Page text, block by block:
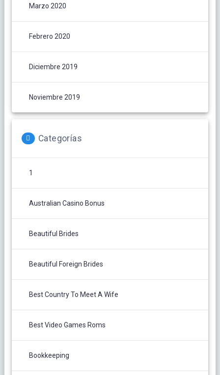
Marzo 2020
Febrero 2020
Diciembre 2019
Noviembre 2019
Categorías
1
Australian Casino Bonus
Beautiful Brides
Beautiful Foreign Brides
Best Country To Meet A Wife
Best Video Games Roms
Bookkeeping